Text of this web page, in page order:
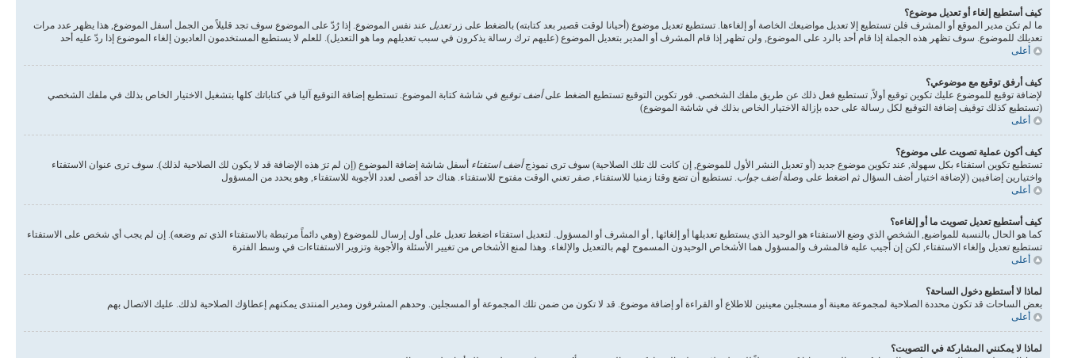
كيف أستطيع إلغاء أو تعديل موضوع؟
ما لم تكن مدير الموقع أو المشرف فلن تستطيع إلا تعديل مواضيعك الخاصة أو إلغاءها. تستطيع تعديل موضوع (أحيانا لوقت قصير بعد كتابته) بالضغط على زرتعديل عند نفس الموضوع. إذا رُدّ على الموضوع سوف تجد قليلاً من الجمل أسفل الموضوع, هذا يظهر عدد مرات
تعديلك للموضوع. سوف تظهر هذه الجملة إذا قام أحد بالرد على الموضوع, ولن تظهر إذا قام المشرف أو المدير بتعديل الموضوع (عليهم ترك رسالة يذكرون في سبب تعديلهم وما هو التعديل). للعلم لا يستطيع المستخدمون العاديون إلغاء الموضوع إذا ردّ عليه أحد
أعلى
كيف أرفق توقيع مع موضوعي؟
لإضافة توقيع للموضوع عليك تكوين توقيع أولاً, تستطيع فعل ذلك عن طريق ملفك الشخصي. فور تكوين التوقيع تستطيع الضغط علىأضف توقيع في شاشة كتابة الموضوع. تستطيع إضافة التوقيع آليا في كتاباتك كلها بتشغيل الاختيار الخاص بذلك في ملفك الشخصي
(تستطيع كذلك توقيف إضافة التوقيع لكل رسالة على حده بإزالة الاختيار الخاص بذلك في شاشة الموضوع)
أعلى
كيف أكون عملية تصويت على موضوع؟
تستطيع تكوين استفتاء بكل سهولة, عند تكوين موضوع جديد (أو تعديل النشر الأول للموضوع, إن كانت لك تلك الصلاحية) سوف ترى نموذجأضف استفتاء أسفل شاشة إضافة الموضوع (إن لم ترَ هذه الإضافة قد لا يكون لك الصلاحية لذلك). سوف ترى عنوان الاستفتاء
واختيارين إضافيين (لإضافة اختيار أضف السؤال ثم اضغط على وصلةأضف جواب. تستطيع أن تضع وقتا زمنيا للاستفتاء, صفر تعني الوقت مفتوح للاستفتاء. هناك حد أقصى لعدد الأجوبة للاستفتاء, وهو يحدد من المسؤول
أعلى
كيف أستطيع تعديل تصويت ما أو إلغاءه؟
كما هو الحال بالنسبة للمواضيع, الشخص الذي وضع الاستفتاء هو الوحيد الذي يستطيع تعديلها أو إلغائها , أو المشرف أو المسؤول. لتعديل استفتاء اضغط تعديل على أول إرسال للموضوع (وهي دائماً مرتبطة بالاستفتاء الذي تم وضعه). إن لم يجب أي شخص على الاستفتاء
تستطيع تعديل وإلغاء الاستفتاء, لكن إن أُجيب عليه فالمشرف والمسؤول هما الأشخاص الوحيدون المسموح لهم بالتعديل والإلغاء. وهذا لمنع الأشخاص من تغيير الأسئلة والأجوبة وتزوير الاستفتاءات في وسط الفترة
أعلى
لماذا لا أستطيع دخول الساحة؟
بعض الساحات قد تكون محددة الصلاحية لمجموعة معينة أو مسجلين معينين للاطلاع أو القراءة أو إضافة موضوع. قد لا تكون من ضمن تلك المجموعة أو المسجلين. وحدهم المشرفون ومدير المنتدى يمكنهم إعطاؤك الصلاحية لذلك. عليك الاتصال بهم
أعلى
لماذا لا يمكنني المشاركة في التصويت؟